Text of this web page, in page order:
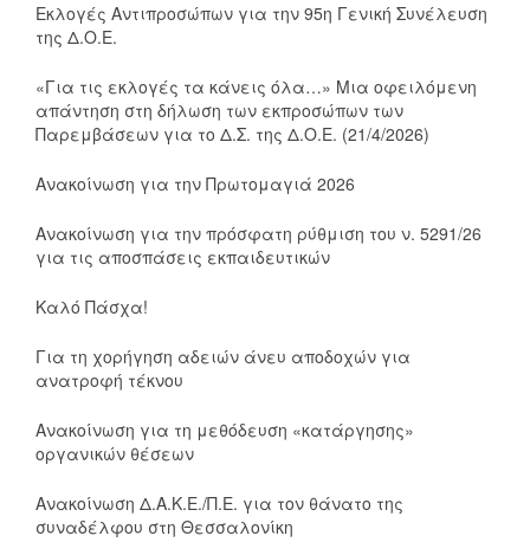
Εκλογές Αντιπροσώπων για την 95η Γενική Συνέλευση
της Δ.Ο.Ε.
«Για τις εκλογές τα κάνεις όλα…» Μια οφειλόμενη
απάντηση στη δήλωση των εκπροσώπων των
Παρεμβάσεων για το Δ.Σ. της Δ.Ο.Ε. (21/4/2026)
Ανακοίνωση για την Πρωτομαγιά 2026
Ανακοίνωση για την πρόσφατη ρύθμιση του ν. 5291/26
για τις αποσπάσεις εκπαιδευτικών
Καλό Πάσχα!
Για τη χορήγηση αδειών άνευ αποδοχών για
ανατροφή τέκνου
Ανακοίνωση για τη μεθόδευση «κατάργησης»
οργανικών θέσεων
Ανακοίνωση Δ.Α.Κ.Ε./Π.Ε. για τον θάνατο της
συναδέλφου στη Θεσσαλονίκη